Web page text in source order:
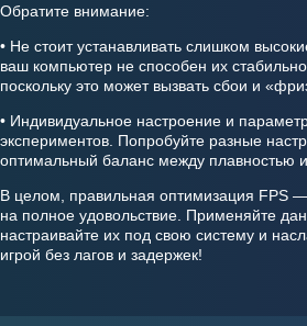
Обратите внимание:
• Не стоит устанавливать слишком
ваш компьютер не способен их
поскольку это может вызвать сбои и
• Индивидуальное настроение и
экспериментов. Попробуйте разные
оптимальный баланс между плавностью и
В целом, правильная оптимизация FPS
на полное удовольствие. Применяйте
настраивайте их под свою систему и
игрой без лагов и задержек!